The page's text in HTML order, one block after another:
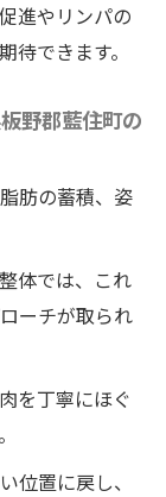
進やリンパの
待できます。
野郡藍住町の
肪の蓄積、姿
体では、これ
ーチが取られ
を丁寧にほぐ
位置に戻し、